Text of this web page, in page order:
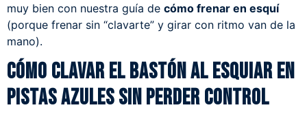
muy bien con nuestra guía de cómo frenar en esquí
(porque frenar sin “clavarte” y girar con ritmo van de la
mano).
Cómo clavar el bastón al esquiar en
pistas azules sin perder control